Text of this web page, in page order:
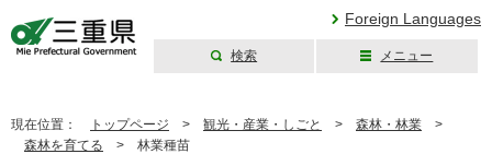
Foreign Languages
検索 メニュー
現在位置： トップページ > 観光・産業・しごと > 森林・林業 >
森林を育てる > 林業種苗